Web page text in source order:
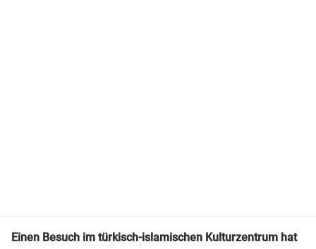
Einen Besuch im türkisch-islamischen Kulturzentrum hat